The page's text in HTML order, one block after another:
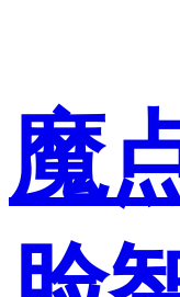
魔